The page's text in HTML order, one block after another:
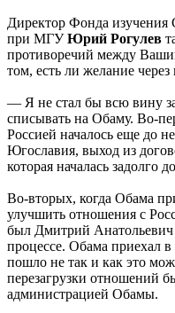
Директор Фонда
при МГУЮрий Рогулев
противоречий между
том, есть ли желание через
— Я не стал бы всю вину
списывать на Обаму. Во-
Россией началось еще до
Югославия, выход из
которая началась задолго
Во-вторых, когда Обама
улучшить отношения с
был Дмитрий
процессе. Обама приехал
пошло не так и как это
перезагрузки отношений
администрацией Обамы.